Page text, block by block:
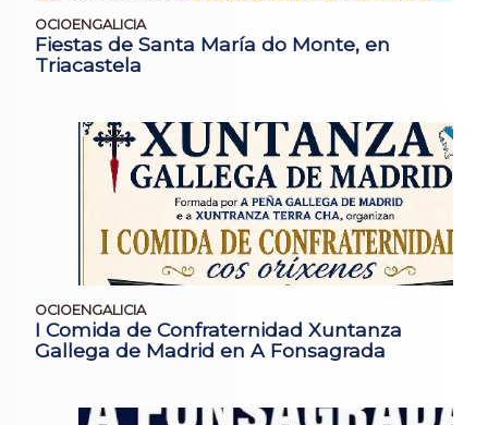
OCIOENGALICIA
Fiestas de Santa María do Monte, en
Triacastela
OCIOENGALICIA
I Comida de Confraternidad Xuntanza
Gallega de Madrid en A Fonsagrada